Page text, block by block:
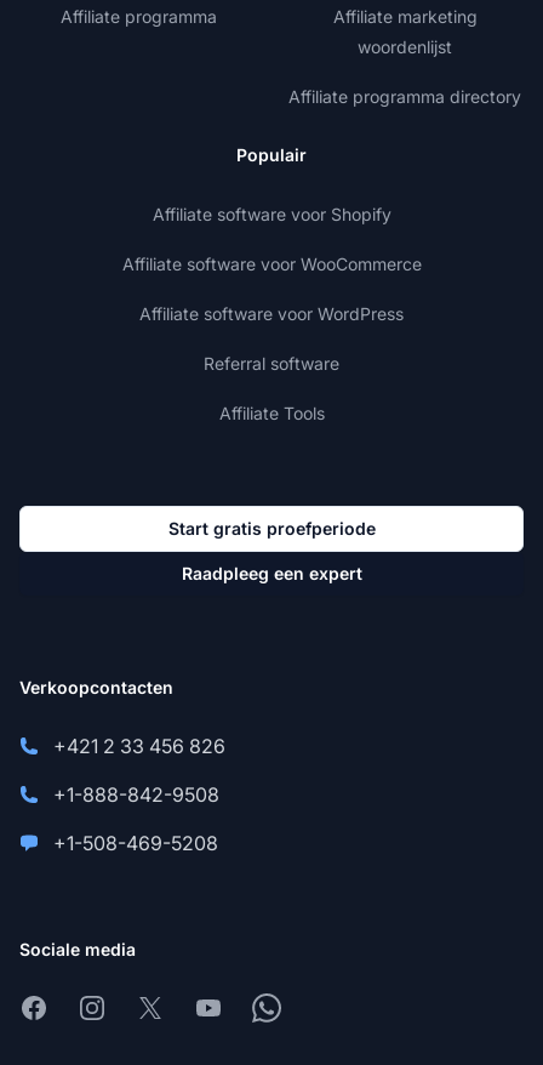
Affiliate programma
Affiliate marketing
woordenlijst
Affiliate programma directory
Populair
Affiliate software voor Shopify
Affiliate software voor WooCommerce
Affiliate software voor WordPress
Referral software
Affiliate Tools
Start gratis proefperiode
Raadpleeg een expert
Verkoopcontacten
+421 2 33 456 826
+1-888-842-9508
+1-508-469-5208
Sociale media
FacebookInstagram
X YoutubeWhatsapp